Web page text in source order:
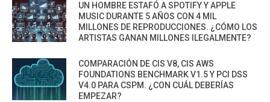
UN HOMBRE ESTAFÓ A SPOTIFY Y APPLE
MUSIC DURANTE 5 AÑOS CON 4 MIL
MILLONES DE REPRODUCCIONES. ¿CÓMO LOS
ARTISTAS GANAN MILLONES ILEGALMENTE?
COMPARACIÓN DE CIS V8, CIS AWS
FOUNDATIONS BENCHMARK V1.5 Y PCI DSS
V4.0 PARA CSPM. ¿CON CUÁL DEBERÍAS
EMPEZAR?